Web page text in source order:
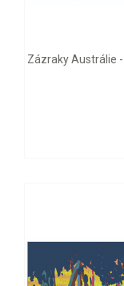
Zázraky Austrálie